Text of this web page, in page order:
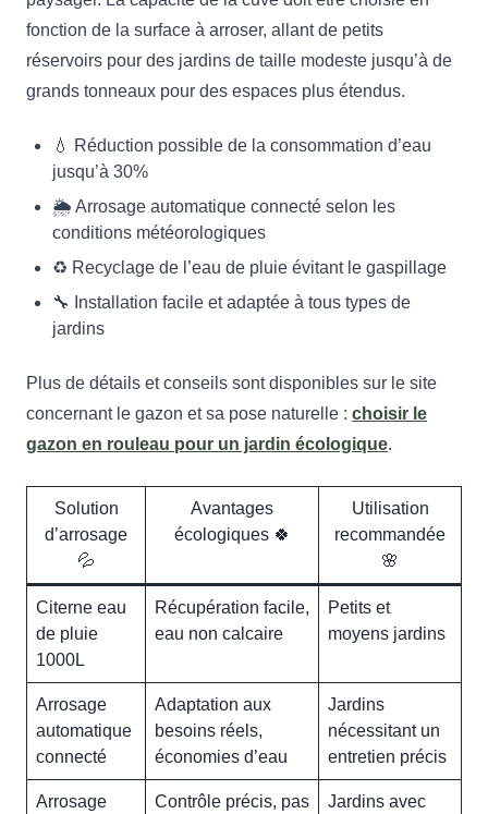
fonction de la surface à arroser, allant de petits
réservoirs pour des jardins de taille modeste jusqu’à de
grands tonneaux pour des espaces plus étendus.
💧 Réduction possible de la consommation d’eau
jusqu’à 30%
🌦️ Arrosage automatique connecté selon les
conditions météorologiques
♻️ Recyclage de l’eau de pluie évitant le gaspillage
🔧 Installation facile et adaptée à tous types de
jardins
Plus de détails et conseils sont disponibles sur le site
concernant le gazon et sa pose naturelle : choisir le
gazon en rouleau pour un jardin écologique.
Solution
d’arrosage
💦
Avantages
écologiques 🍀
Utilisation
recommandée
🌸
Citerne eau
de pluie
1000L
Récupération facile,
eau non calcaire
Petits et
moyens jardins
Arrosage
automatique
connecté
Adaptation aux
besoins réels,
économies d’eau
Jardins
nécessitant un
entretien précis
Arrosage
Contrôle précis, pas
Jardins avec